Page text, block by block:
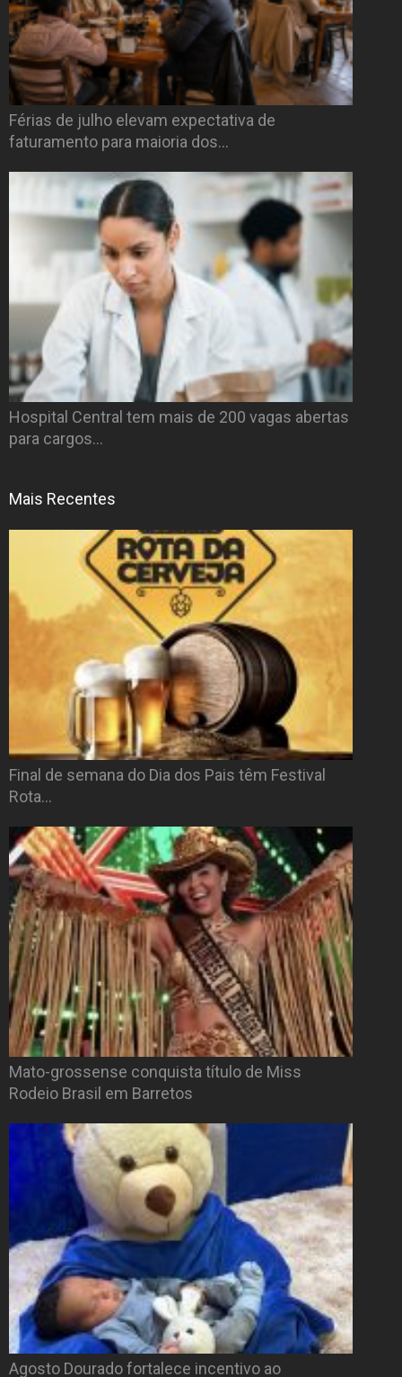
Férias de julho elevam expectativa de
faturamento para maioria dos…
Hospital Central tem mais de 200 vagas abertas
para cargos…
Mais Recentes
Final de semana do Dia dos Pais têm Festival
Rota…
Mato-grossense conquista título de Miss
Rodeio Brasil em Barretos
Agosto Dourado fortalece incentivo ao